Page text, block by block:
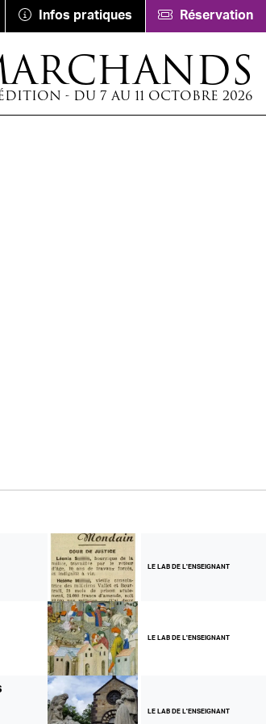
Infos pratiques Réservation
- DU 7 AU 11 OCTOBRE 2026
LE LAB DE L'ENSEIGNANT
LE LAB DE L'ENSEIGNANT
LE LAB DE L'ENSEIGNANT